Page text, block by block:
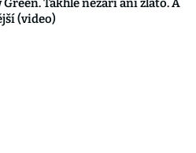
Takhle nezáří ani zlato. A
(video)